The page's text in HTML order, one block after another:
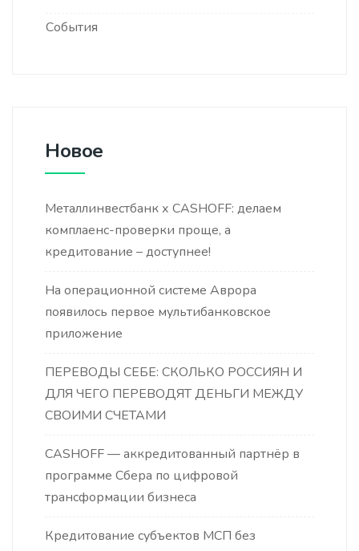
События
Новое
Металлинвестбанк х CASHOFF: делаем
комплаенс-проверки проще, а
кредитование – доступнее!
На операционной системе Аврора
появилось первое мультибанковское
приложение
ПЕРЕВОДЫ СЕБЕ: СКОЛЬКО РОССИЯН И
ДЛЯ ЧЕГО ПЕРЕВОДЯТ ДЕНЬГИ МЕЖДУ
СВОИМИ СЧЕТАМИ
CASHOFF — аккредитованный партнёр в
программе Сбера по цифровой
трансформации бизнеса
Кредитование субъектов МСП без